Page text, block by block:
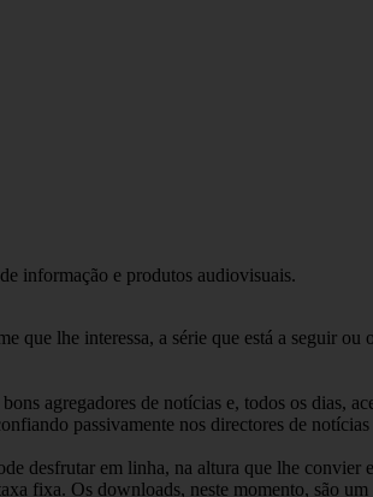
informação e produtos audiovisuais.
que lhe interessa, a série que está a seguir
agregadores de notícias e, todos os dias,
passivamente nos directores de
desfrutar em linha, na altura que lhe convier
fixa. Os downloads, neste momento, são